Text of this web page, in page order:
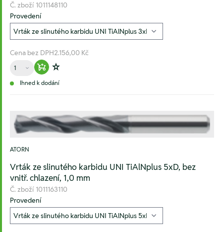
Č. zboží 1011148110
Provedení
Cena bez DPH2.156,00 Kč
Množství
Warenkorb hinzufügen
Zur Wunschliste hinzufügen
Ihned k dodání
ATORN
Vrták ze slinutého karbidu UNI TiAlNplus 5xD, bez
vnitř. chlazení, 1,0 mm
Č. zboží 1011163110
Provedení